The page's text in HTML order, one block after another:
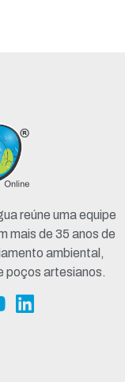
reúne uma equipe
mais de 35 anos de
ambiental,
poços artesianos.